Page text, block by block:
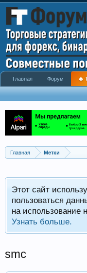
Главная Метки
Этот сайт
пользоваться
на
Узнать больше.
smc
Главная Форум 🔥